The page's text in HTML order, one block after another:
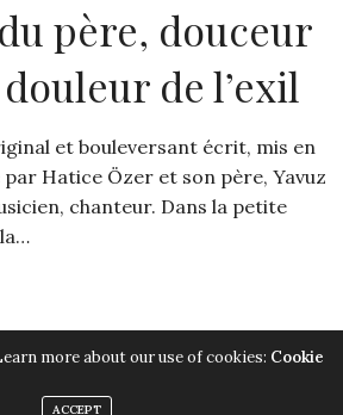
père, douceur
de l’exil
et bouleversant écrit, mis en
Hatice Özer et son père, Yavuz
chanteur. Dans la petite
more about our use of cookies: Cookie
ACCEPT